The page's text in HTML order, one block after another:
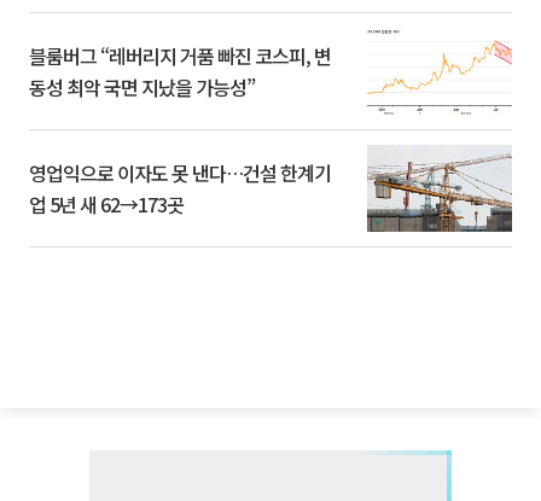
블룸버그 “레버리지 거품 빠진 코스피, 변
동성 최악 국면 지났을 가능성”
영업익으로 이자도 못 낸다…건설 한계기
업 5년 새 62→173곳